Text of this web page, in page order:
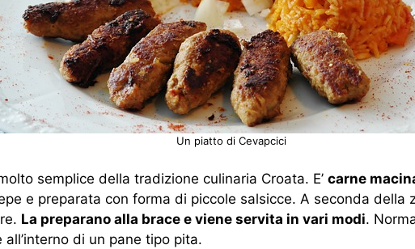
Un piatto di Cevapcici
semplice della tradizione culinaria Croata. E’ carne
e preparata con forma di piccole salsicce. A seconda della
La preparano alla brace e viene servita in vari modi.
di un pane tipo pita.